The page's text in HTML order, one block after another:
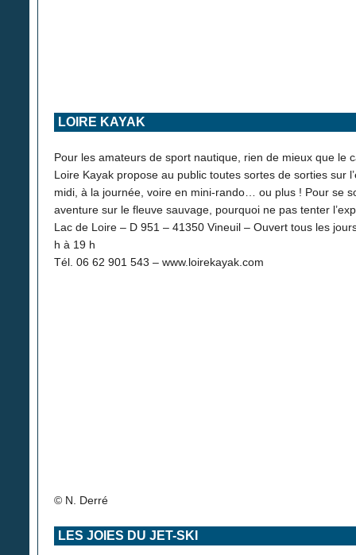
LOIRE KAYAK
Pour les amateurs de sport nautique, rien de mieux que le
Loire Kayak propose au public toutes sortes de sorties sur
midi, à la journée, voire en mini-rando… ou plus ! Pour se
aventure sur le fleuve sauvage, pourquoi ne pas tenter
Lac de Loire – D 951 – 41350 Vineuil – Ouvert tous les
h à 19 h
Tél. 06 62 901 543 – www.loirekayak.com
© N. Derré
LES JOIES DU JET-SKI